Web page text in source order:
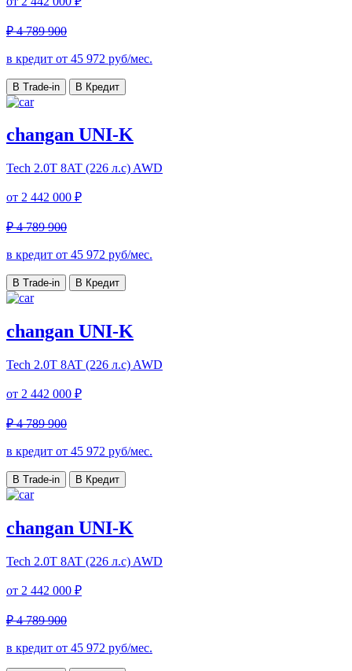
₽ 4 789 900
в кредит от 45 972 руб/мес.
В Trade-in В Кредит
changan UNI-K
Tech 2.0T 8AT (226 л.с) AWD
от 2 442 000 ₽
₽ 4 789 900
в кредит от 45 972 руб/мес.
В Trade-in В Кредит
changan UNI-K
Tech 2.0T 8AT (226 л.с) AWD
от 2 442 000 ₽
₽ 4 789 900
в кредит от 45 972 руб/мес.
В Trade-in В Кредит
changan UNI-K
Tech 2.0T 8AT (226 л.с) AWD
от 2 442 000 ₽
₽ 4 789 900
в кредит от 45 972 руб/мес.